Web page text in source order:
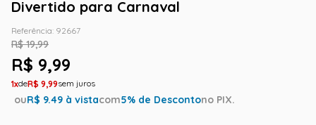
Divertido para Carnaval
Referência: 92667
R$ 19,99
R$ 9,99
1 R$ 9,99
ouR$ 9.49 à vistacom5% de Descontono PIX.